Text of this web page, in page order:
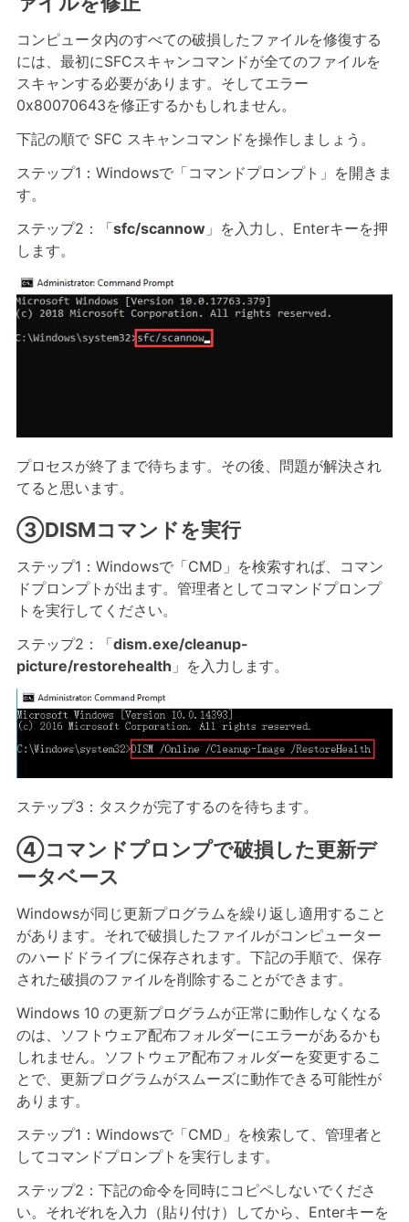
コンピュータ内のすべての破損したファイルを修復する
には、最初にSFCスキャンコマンドが全てのファイルを
スキャンする必要があります。そしてエラー
0x80070643を修正するかもしれません。
下記の順で SFC スキャンコマンドを操作しましょう。
ステップ1：Windowsで「コマンドプロンプト」を開きま
す。
ステップ2：「sfc/scannow 」を入力し、Enterキーを押
します。
プロセスが終了まで待ちます。その後、問題が解決され
てると思います。
③DISMコマンドを実行
ステップ1：Windowsで「CMD」を検索すれば、コマン
ドプロンプトが出ます。管理者としてコマンドプロンプ
トを実行してください。
ステップ2：「dism.exe/cleanup-
picture/restorehealth 」を入力します。
ステップ3：タスクが完了するのを待ちます。
④コマンドプロンプで破損した更新デ
ータベース
Windowsが同じ更新プログラムを繰り返し適用すること
があります。それで破損したファイルがコンピューター
のハードドライブに保存されます。下記の手順で、保存
された破損のファイルを削除することができます。
Windows 10 の更新プログラムが正常に動作しなくなる
のは、ソフトウェア配布フォルダーにエラーがあるかも
しれません。ソフトウェア配布フォルダーを変更するこ
とで、更新プログラムがスムーズに動作できる可能性が
あります。
ステップ1：Windowsで「CMD」を検索して、管理者と
してコマンドプロンプトを実行します。
ステップ2：下記の命令を同時にコピペしないでくださ
い。それぞれを入力（貼り付け）してから、Enterキーを